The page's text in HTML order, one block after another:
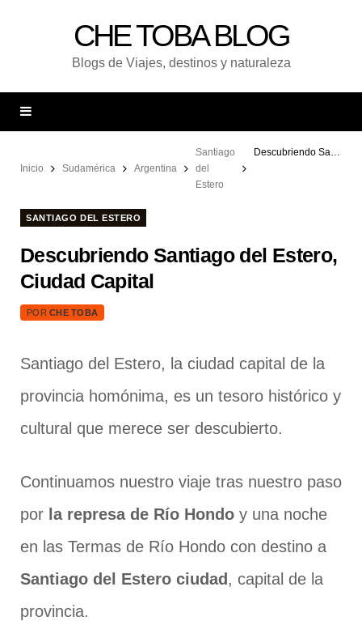
CHE TOBA BLOG
Blogs de Viajes, destinos y naturaleza
Inicio Sudamérica Argentina
Santiago
del
Estero
Descubriendo Santiago del Estero, Ciudad Capital
SANTIAGO DEL ESTERO
Descubriendo Santiago del Estero,
Ciudad Capital
POR CHE TOBA
Santiago del Estero, la ciudad capital de la
provincia homónima, es un tesoro histórico y
cultural que merece ser descubierto.
Continuamos nuestro viaje tras nuestro paso
por la represa de Río Hondo y una noche
en las Termas de Río Hondo con destino a
Santiago del Estero ciudad , capital de la
provincia.